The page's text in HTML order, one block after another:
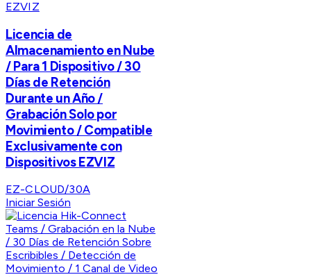
EZVIZ
Licencia de
Almacenamiento en Nube
/ Para 1 Dispositivo / 30
Días de Retención
Durante un Año /
Grabación Solo por
Movimiento / Compatible
Exclusivamente con
Dispositivos EZVIZ
EZ-CLOUD/30A
Iniciar Sesión